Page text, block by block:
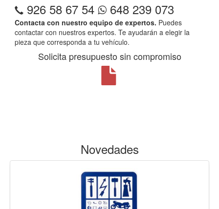
926 58 67 54 648 239 073
Contacta con nuestro equipo de expertos. Puedes
contactar con nuestros expertos. Te ayudarán a elegir la
pieza que corresponda a tu vehículo.
Solicita presupuesto sin compromiso
Novedades